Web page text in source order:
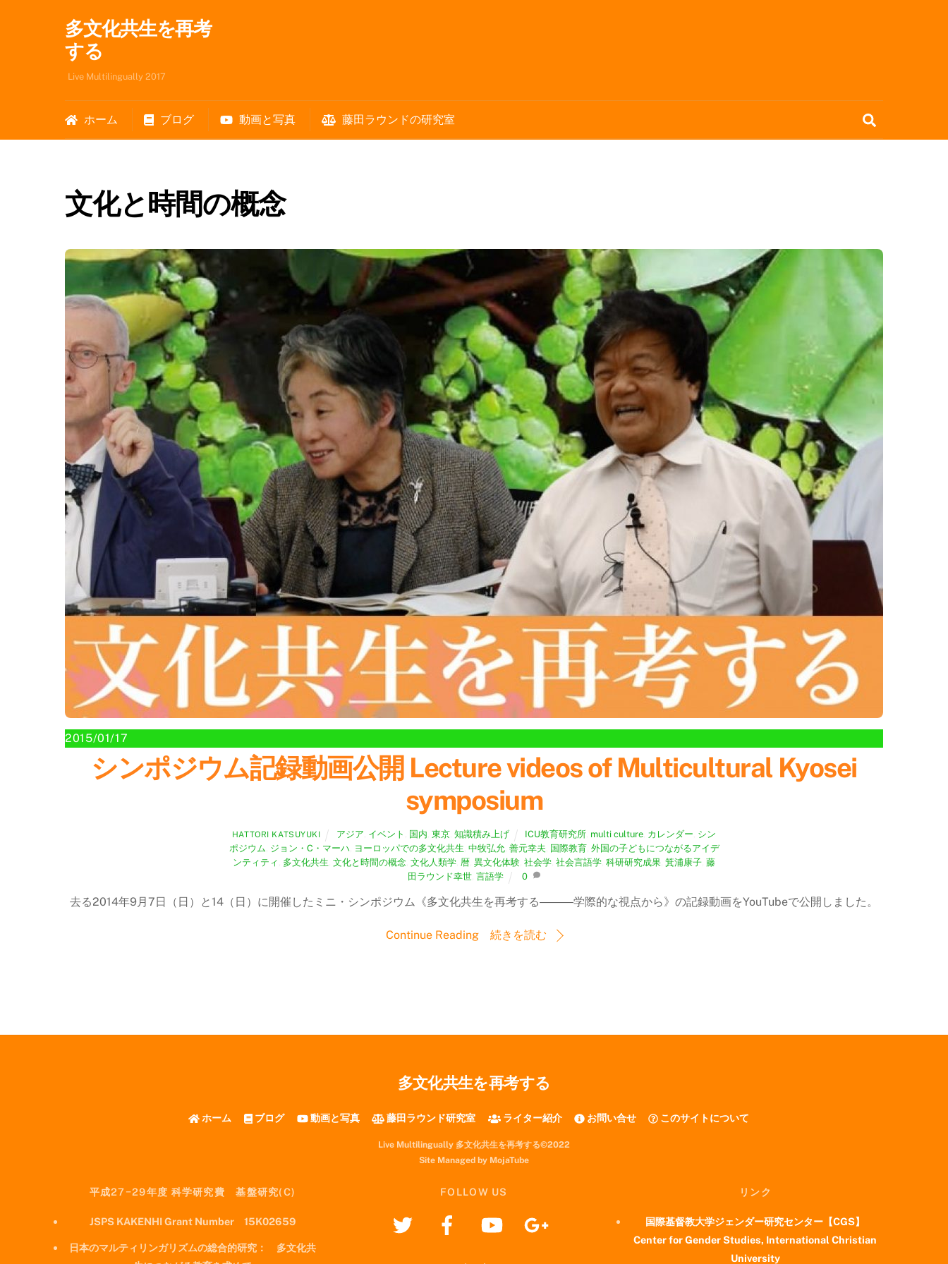
多文化共生を再考
する
Live Multilingually 2017
ホーム ブログ 動画と写真 藤田ラウンドの研究室
文化と時間の概念
2015/01/17
シンポジウム記録動画公開 Lecture videos of Multicultural Kyosei
symposium
HATTORI KATSUYUKI アジア イベント 国内 東京, 知識積み上げ ICU教育研究所 multi culture カレンダー シン
ポジウム ジョン・C・マーハ ヨーロッパでの多文化共生 中牧弘允, 善元幸夫 国際教育, 外国の子どもにつながるアイデ
ンティティ 多文化共生 文化と時間の概念 文化人類学 暦 異文化体験 社会学 社会言語学 科研研究成果 箕浦康子 藤
田ラウンド幸世 ,言語学 0
去る2014年9月7日（日）と14（日）に開催したミニ・シンポジウム《多文化共生を再考する―――学際的な視点から》の記録動画をYouTubeで公開しました。
Continue Reading 続きを読む
多文化共生を再考する
ホーム ブログ 動画と写真 藤田ラウンド研究室 ライター紹介 お問い合せ このサイトについて
Live Multilingually 多文化共生を再考する©2022
Site Managed by MojaTube
平成27−29年度 科学研究費 基盤研究(C)
JSPS KAKENHI Grant Number 15K02659
日本のマルティリンガリズムの総合的研究： 多文化共
FOLLOW US リンク
国際基督教大学ジェンダー研究センター【CGS】
Center for Gender Studies, International Christian
University